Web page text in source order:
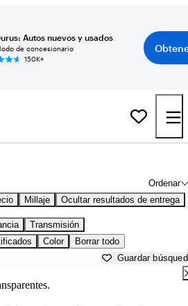
Autos nuevos y usados
de concesionario
150K+
Ordenar
Millaje Ocultar resultados de entrega
Transmisión
Color Borrar todo
Guardar